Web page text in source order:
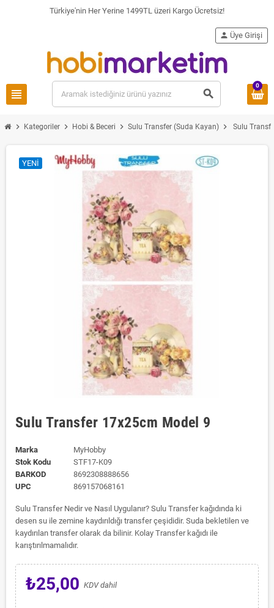
Türkiye'nin Her Yerine 1499TL üzeri Kargo Ücretsiz!
view_headline search
person Üye Girişi
0
chevron_right Kategoriler chevron_right Hobi & Beceri chevron_right Sulu Transfer (Suda Kayan) chevron_right Sulu
YENI
Sulu Transfer 17x25cm Model 9
Marka
MyHobby
Stok Kodu
STF17-K09
BARKOD
8692308888656
UPC
869157068161
Sulu Transfer Nedir ve Nasıl Uygulanır? Sulu Transfer kağıdında ki
desen su ile zemine kaydırıldığı transfer çeşididir. Suda bekletilen ve
kaydırılan transfer olarak da bilinir. Kolay Transfer kağıdı ile
karıştırılmamalıdır.
₺25,00 KDV dahil